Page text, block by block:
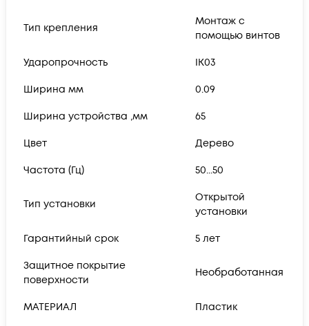
Тип крепления
Монтаж с
помощью винтов
Ударопрочность IK03
Ширина мм 0.09
Ширина устройства ,мм 65
Цвет Дерево
Частота (Гц) 50...50
Тип установки
Открытой
установки
Гарантийный срок 5 лет
Защитное покрытие
поверхности
Необработанная
МАТЕРИАЛ Пластик